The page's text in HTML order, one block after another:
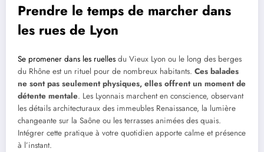
Prendre le temps de marcher dans
les rues de Lyon
Se promener dans les ruelles du Vieux Lyon ou le long des berges
du Rhône est un rituel pour de nombreux habitants. Ces balades
ne sont pas seulement physiques, elles offrent un moment de
détente mentale. Les Lyonnais marchent en conscience, observant
les détails architecturaux des immeubles Renaissance, la lumière
changeante sur la Saône ou les terrasses animées des quais.
Intégrer cette pratique à votre quotidien apporte calme et présence
à l’instant.